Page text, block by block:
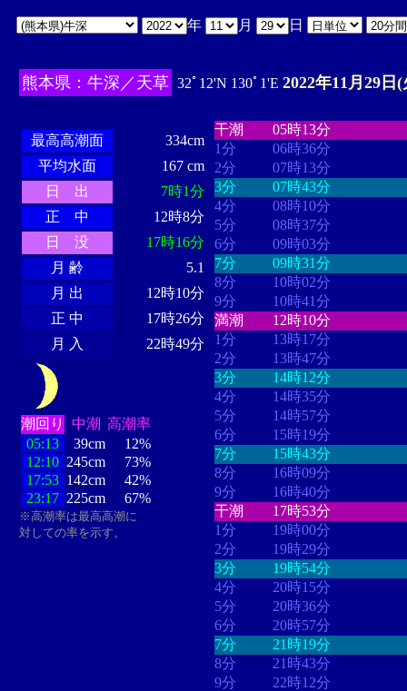
年 月 日
熊本県：牛深／天草 32ﾟ12'N 130ﾟ1'E 2022年11月29日(
最高高潮面
334cm
平均水面
167 cm
日 出
7時1分
正 中
12時8分
日 没
17時16分
月 齢
5.1
月 出
12時10分
正 中
17時26分
月 入
22時49分
潮回り 中潮 高潮率
05:13
39cm
12%
12:10 245cm
73%
17:53 142cm
42%
23:17 225cm 67%
※高潮率は最高高潮に
対しての率を示す。
干潮
05時13分
1分
06時36分
2分
07時13分
3分
07時43分
4分
08時10分
5分
08時37分
6分
09時03分
7分
09時31分
8分
10時02分
9分
10時41分
満潮
12時10分
1分
13時17分
2分
13時47分
3分
14時12分
4分
14時35分
5分
14時57分
6分
15時19分
7分
15時43分
8分
16時09分
9分
16時40分
干潮
17時53分
1分
19時00分
2分
19時29分
3分
19時54分
4分
20時15分
5分
20時36分
6分
20時57分
7分
21時19分
8分
21時43分
9分
22時12分